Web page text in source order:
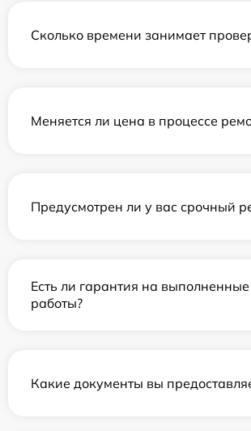
Сколько времени занимает
Меняется ли цена в процессе
Предусмотрен ли у вас срочный
Есть ли гарантия на выполненные
работы?
Какие документы вы